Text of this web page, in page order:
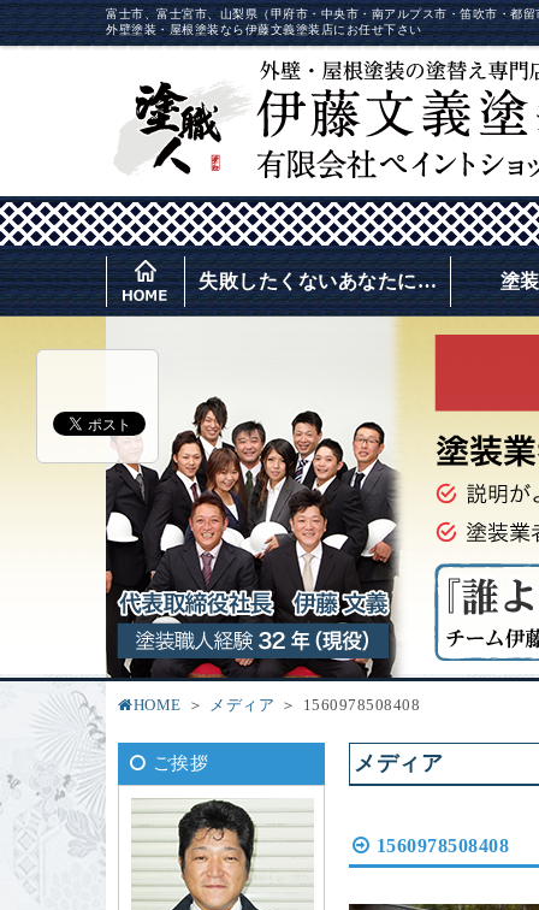
富士市、富士宮市、山梨県（甲府市・中央市・南アルプス市・笛吹市・都
外壁塗装・屋根塗装なら伊藤文義塗装店にお任せ下さい
失敗したくないあなたに… 塗
HOME メディア 1560978508408
ご挨拶 メディア
1560978508408